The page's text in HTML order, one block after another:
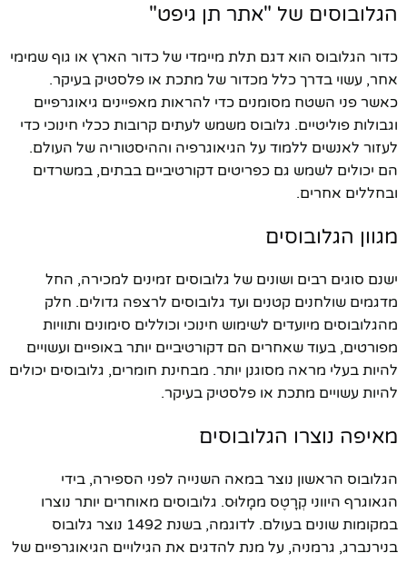
הגלובוסים של "אתר תן גיפט"
כדור הגלובוס הוא דגם תלת מיימדי של כדור הארץ או גוף שמימי
אחר, עשוי בדרך כלל מכדור של מתכת או פלסטיק בעיקר.
כאשר פני השטח מסומנים כדי להראות מאפיינים גיאוגרפיים
וגבולות פוליטיים. גלובוס משמש לעתים קרובות ככלי חינוכי כדי
לעזור לאנשים ללמוד על הגיאוגרפיה וההיסטוריה של העולם.
הם יכולים לשמש גם כפריטים דקורטיביים בבתים, במשרדים
ובחללים אחרים.
מגוון הגלובוסים
ישנם סוגים רבים ושונים של גלובוסים זמינים למכירה, החל
מדגמים שולחנים קטנים ועד גלובוסים לרצפה גדולים. חלק
מהגלובוסים מיועדים לשימוש חינוכי וכוללים סימונים ותוויות
מפורטים, בעוד שאחרים הם דקורטיביים יותר באופיים ועשויים
להיות בעלי מראה מסוגנן יותר. מבחינת חומרים, גלובוסים יכולים
להיות עשויים מתכת או פלסטיק בעיקר.
מאיפה נוצרו הגלובוסים
הגלובוס הראשון נוצר במאה השנייה לפני הספירה, בידי
הגאוגרף היווני קְרָטֶס ממָלוּס. גלובוסים מאוחרים יותר נוצרו
במקומות שונים בעולם. לדוגמה, בשנת 1492 נוצר גלובוס
בנירנברג, גרמניה, על מנת להדגים את הגילויים הגיאוגרפיים של